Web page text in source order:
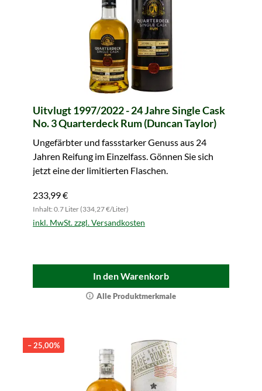
Uitvlugt 1997/2022 - 24 Jahre Single Cask
No. 3 Quarterdeck Rum (Duncan Taylor)
Ungefärbter und fassstarker Genuss aus 24
Jahren Reifung im Einzelfass. Gönnen Sie sich
jetzt eine der limitierten Flaschen.
233,99 €
Inhalt: 0.7 Liter (334,27 €/Liter)
inkl. MwSt. zzgl. Versandkosten
In den Warenkorb
Alle Produktmerkmale
– 25,00%